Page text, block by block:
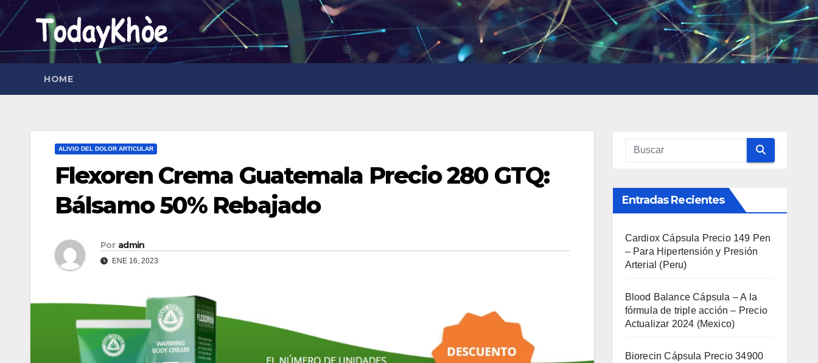
Saltar
al
HOME
ALIVIO DEL DOLOR ARTICULAR
Flexoren Crema Guatemala Precio 280 GTQ:
Bálsamo 50% Rebajado
Por admin
ENE 16, 2023
Entradas Recientes
Cardiox Cápsula Precio 149 Pen
– Para Hipertensión y Presión
Arterial (Peru)
Blood Balance Cápsula – A la
fórmula de triple acción – Precio
Actualizar 2024 (Mexico)
Biorecin Cápsula Precio 34900